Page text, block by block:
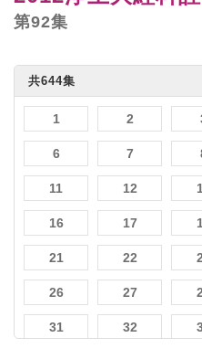
第92集
共644集
1 2
6 7
11 12
16 17
21 22
26 27
31 32